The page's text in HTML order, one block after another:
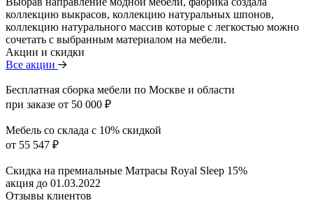
коллекцию выкрасов, коллекцию натуральных шпонов,
коллекцию натурального массив которые с легкостью можно
сочетать с выбранным материалом на мебели.
Акции и скидки
Все акции
Бесплатная сборка мебели по Москве и области
при заказе от 50 000 ₽
Мебель со склада с 10% скидкой
от 55 547 ₽
Скидка на премиальные Матрасы Royal Sleep 15%
акция до 01.03.2022
Отзывы клиентов